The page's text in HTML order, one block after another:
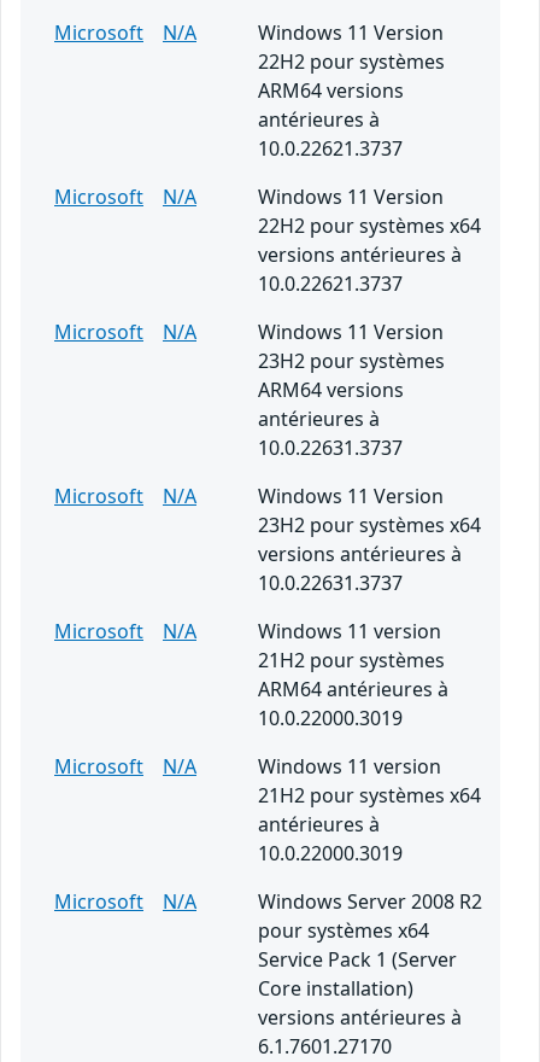
Microsoft
N/A
Windows 11 Version
22H2 pour systèmes
ARM64 versions
antérieures à
10.0.22621.3737
Microsoft
N/A
Windows 11 Version
22H2 pour systèmes x64
versions antérieures à
10.0.22621.3737
Microsoft
N/A
Windows 11 Version
23H2 pour systèmes
ARM64 versions
antérieures à
10.0.22631.3737
Microsoft
N/A
Windows 11 Version
23H2 pour systèmes x64
versions antérieures à
10.0.22631.3737
Microsoft
N/A
Windows 11 version
21H2 pour systèmes
ARM64 antérieures à
10.0.22000.3019
Microsoft
N/A
Windows 11 version
21H2 pour systèmes x64
antérieures à
10.0.22000.3019
Microsoft
N/A
Windows Server 2008 R2
pour systèmes x64
Service Pack 1 (Server
Core installation)
versions antérieures à
6.1.7601.27170